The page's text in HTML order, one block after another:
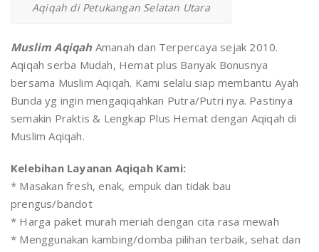
Aqiqah di Petukangan Selatan Utara
Muslim AqiqahAmanah dan Terpercaya sejak 2010.
Aqiqah serba Mudah, Hemat plus Banyak Bonusnya
bersama Muslim Aqiqah. Kami selalu siap membantu Ayah
Bunda yg ingin mengaqiqahkan Putra/Putri nya. Pastinya
semakin Praktis & Lengkap Plus Hemat dengan Aqiqah di
Muslim Aqiqah.
Kelebihan Layanan Aqiqah Kami:
* Masakan fresh, enak, empuk dan tidak bau
prengus/bandot
* Harga paket murah meriah dengan cita rasa mewah
* Menggunakan kambing/domba pilihan terbaik, sehat dan